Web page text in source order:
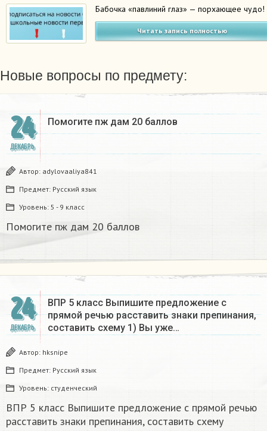
Бабочка «павлиний глаз» — порхающее чудо!
Читать запись полностью
Новые вопросы по предмету:
24
ДЕКАБРЬ
Помогите пж дам 20 баллов ​
Автор: adylovaaliya841
Предмет: Русский язык
Уровень: 5 - 9 класс
Помогите пж дам 20 баллов ​
24
ДЕКАБРЬ
ВПР 5 класс Выпишите предложение с
прямой речью расставить знаки препинания,
составить схему 1) Вы уже…
Автор: hksnipe
Предмет: Русский язык
Уровень: студенческий
ВПР 5 класс Выпишите предложение с прямой речью
расставить знаки препинания, составить схему